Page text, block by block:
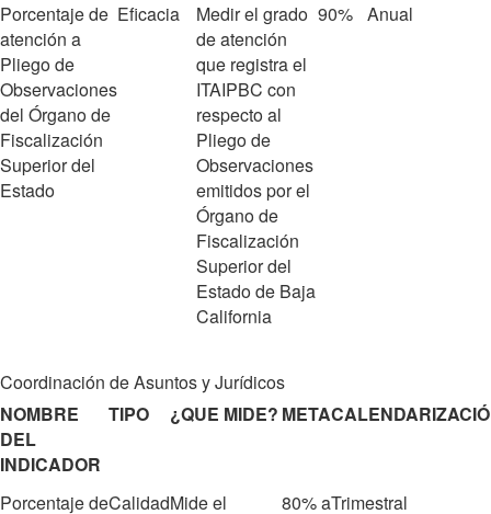
Porcentaje de
atención a
Pliego de
Observaciones
del Órgano de
Fiscalización
Superior del
Estado
Eficacia
Medir el grado
de atención
que registra el
ITAIPBC con
respecto al
Pliego de
Observaciones
emitidos por el
Órgano de
Fiscalización
Superior del
Estado de Baja
California
90% Anual
Coordinación de Asuntos y Jurídicos
NOMBRE
DEL
INDICADOR
TIPO ¿QUE MIDE? META
Porcentaje deCalidadMide el
80% aTrimestral